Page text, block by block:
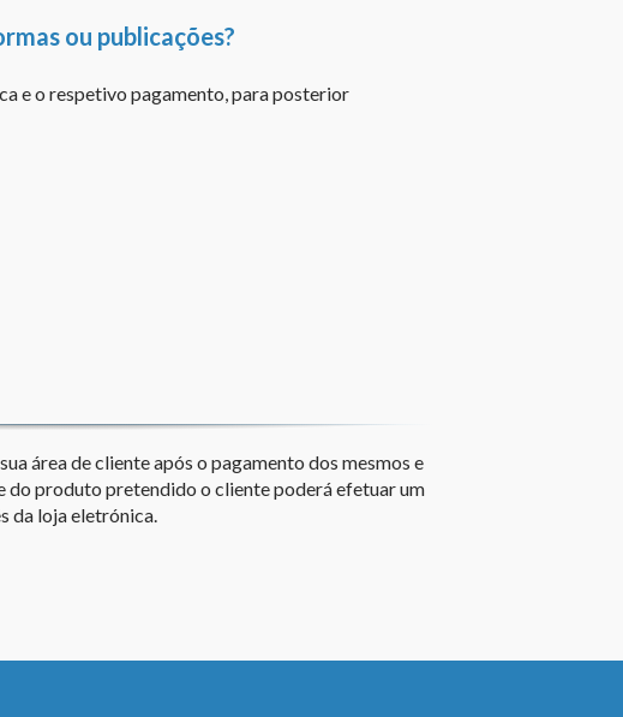
ou publicações?
e o respetivo pagamento, para posterior
área de cliente após o pagamento dos mesmos e
do produto pretendido o cliente poderá efetuar um
da loja eletrónica.